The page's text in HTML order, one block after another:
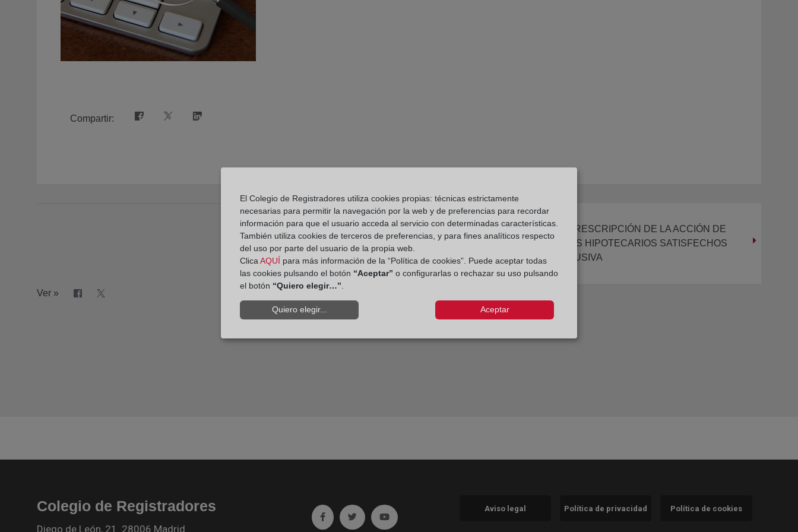
Compartir:
PARTE II. DIES A QUO DE LA PRESCRIPCIÓN DE LA ACCIÓN DE
RESTITUCIÓN DE LOS GASTOS HIPOTECARIOS SATISFECHOS
EN VIRTUD DE CLÁUSULA ABUSIVA
Ver »
Colegio de Registradores
Diego de León, 21. 28006 Madrid
Ir a facebook (abre en ventana nueva)
Ir a twitter (abre en ventana nueva)
Ir a YouTube (abre en ventana nueva)
Aviso legal Política de privacidad Política de cookies
El Colegio de Registradores utiliza cookies propias: técnicas estrictamente
necesarias para permitir la navegación por la web y de preferencias para recordar
información para que el usuario acceda al servicio con determinadas características.
También utiliza cookies de terceros de preferencias, y para fines analíticos respecto
del uso por parte del usuario de la propia web.
Clica AQUÍ para más información de la “Política de cookies”. Puede aceptar todas
las cookies pulsando el botón “Aceptar” o configurarlas o rechazar su uso pulsando
el botón “Quiero elegir…”
Quiero elegir... Aceptar